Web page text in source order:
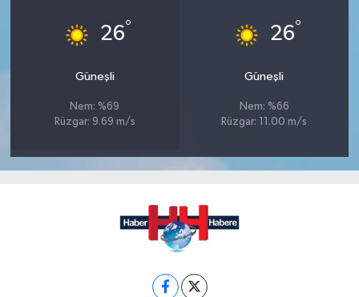
26°
Güneşli
Nem: %69
Rüzgar: 9.69 m/s
26°
Güneşli
Nem: %66
Rüzgar: 11.00 m/s